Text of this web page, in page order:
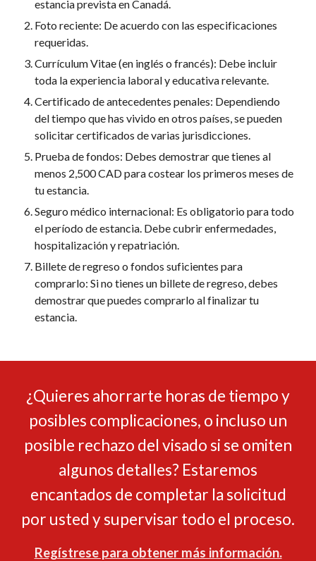
estancia prevista en Canadá.
Foto reciente: De acuerdo con las especificaciones
requeridas.
Currículum Vitae (en inglés o francés): Debe incluir
toda la experiencia laboral y educativa relevante.
Certificado de antecedentes penales: Dependiendo
del tiempo que has vivido en otros países, se pueden
solicitar certificados de varias jurisdicciones.
Prueba de fondos: Debes demostrar que tienes al
menos 2,500 CAD para costear los primeros meses de
tu estancia.
Seguro médico internacional: Es obligatorio para todo
el período de estancia. Debe cubrir enfermedades,
hospitalización y repatriación.
Billete de regreso o fondos suficientes para
comprarlo: Si no tienes un billete de regreso, debes
demostrar que puedes comprarlo al finalizar tu
estancia.
¿Quieres ahorrarte horas de tiempo y
posibles complicaciones, o incluso un
posible rechazo del visado si se omiten
algunos detalles? Estaremos
encantados de completar la solicitud
por usted y supervisar todo el proceso.
Regístrese para obtener más información.